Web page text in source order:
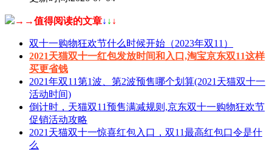
→→值得阅读的文章↓ ↓ ↓
双十一购物狂欢节什么时候开始（2023年双11）
2021天猫双十一红包发放时间和入口,淘宝京东双11这样
买更省钱
2021年双11第1波、第2波预售哪个划算(2021天猫双十一
活动时间)
倒计时，天猫双11预售满减规则,京东双十一购物狂欢节
促销活动攻略
2021天猫双十一惊喜红包入口，双11最高红包口令是什
么